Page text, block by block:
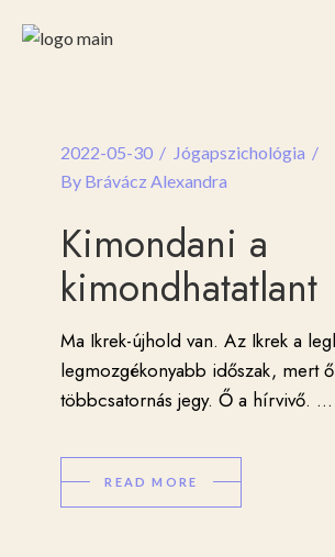
2022-05-30
Jógapszichológia
By Brávácz Alexandra
Kimondani a
kimondhatatlant
Ma Ikrek-újhold van. Az Ikrek a
legmozgékonyabb időszak, mert
többcsatornás jegy. Ő a hírvivő. ...
READ MORE